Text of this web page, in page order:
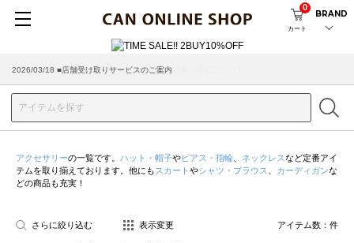
カート
0
BRAND
2026/03/18 ■店舗受け取りサービスのご案内
アクセサリーの一覧です。 ハット・帽子やピアス・指輪 ネックレスなど定番アイ
テムを取り揃えております。他にも スカート やシャツ・ブラウス カーディガンな
どの商品も充実！
さらに絞り込む 表示変更 アイテム数： 件